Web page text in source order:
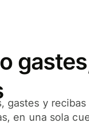
gastes y
en una sola